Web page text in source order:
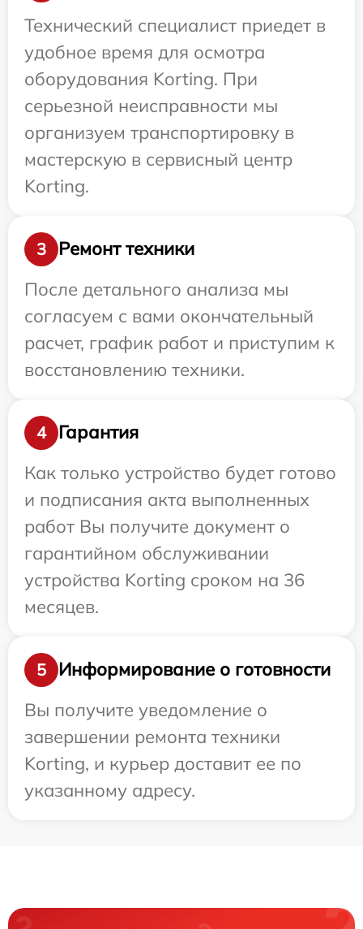
Технический специалист приедет в
удобное время для осмотра
оборудования Korting. При
серьезной неисправности мы
организуем транспортировку в
мастерскую в сервисный центр
Korting.
3
Ремонт техники
После детального анализа мы
согласуем с вами окончательный
расчет, график работ и приступим к
восстановлению техники.
4
Гарантия
Как только устройство будет готово
и подписания акта выполненных
работ Вы получите документ о
гарантийном обслуживании
устройства Korting сроком на 36
месяцев.
5
Информирование о готовности
Вы получите уведомление о
завершении ремонта техники
Korting, и курьер доставит ее по
указанному адресу.